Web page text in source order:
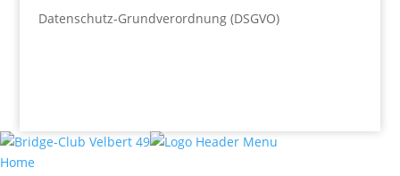
Datenschutz-Grundverordnung (DSGVO)
Home